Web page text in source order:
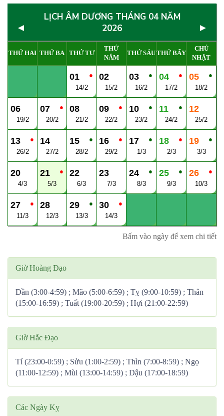
◄
LỊCH ÂM DƯƠNG THÁNG 04 NĂM
2026
►
THỨ HAI THỨ BA THỨ TƯ
THỨ
NĂM
THỨ SÁUTHỨ BẨY
CHỦ
NHẬT
●
01
14/2
02
15/2
●
03
16/2
●
04
17/2
●
05
18/2
06
19/2
●
07
20/2
08
21/2
●
09
22/2
●
10
23/2
●
11
24/2
12
25/2
●
13
26/2
14
27/2
●
15
28/2
●
16
29/2
●
17
1/3
●
18
2/3
●
19
3/3
20
4/3
●
21
5/3
22
6/3
23
7/3
●
24
8/3
●
25
9/3
●
26
10/3
●
27
11/3
28
12/3
●
29
13/3
●
30
14/3
Bấm vào ngày để xem chi tiết
Giờ Hoàng Đạo
Dần (3:00-4:59) ; Mão (5:00-6:59) ; Tỵ (9:00-10:59) ; Thân
(15:00-16:59) ; Tuất (19:00-20:59) ; Hợi (21:00-22:59)
Giờ Hắc Đạo
Tí (23:00-0:59) ; Sửu (1:00-2:59) ; Thìn (7:00-8:59) ; Ngọ
(11:00-12:59) ; Mùi (13:00-14:59) ; Dậu (17:00-18:59)
Các Ngày Kỵ